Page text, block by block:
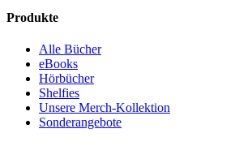
Produkte
Alle Bücher
eBooks
Hörbücher
Shelfies
Unsere Merch-Kollektion
Sonderangebote